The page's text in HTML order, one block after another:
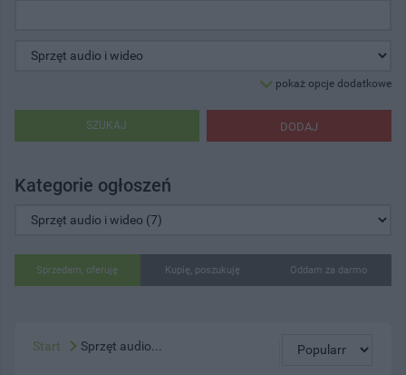
pokaż opcje dodatkowe
DODAJ
SZUKAJ
Kategorie ogłoszeń
Sprzedam, oferuję Kupię, poszukuję Oddam za darmo
Start Sprzęt audio...